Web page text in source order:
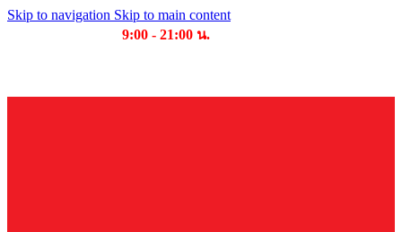
Skip to navigation Skip to main content
9:00 - 21:00 น.